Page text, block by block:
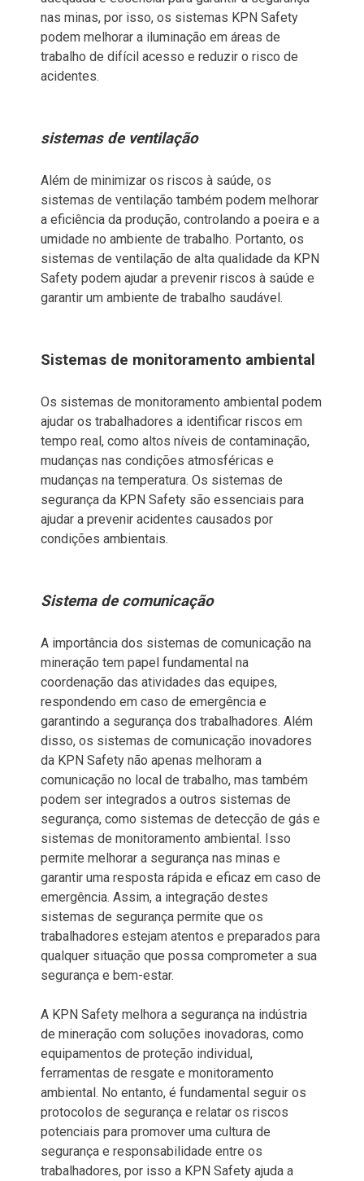
nas minas, por isso, os sistemas KPN Safety
podem melhorar a iluminação em áreas de
trabalho de difícil acesso e reduzir o risco de
acidentes.
sistemas de ventilação
Além de minimizar os riscos à saúde, os
sistemas de ventilação também podem melhorar
a eficiência da produção, controlando a poeira e a
umidade no ambiente de trabalho. Portanto, os
sistemas de ventilação de alta qualidade da KPN
Safety podem ajudar a prevenir riscos à saúde e
garantir um ambiente de trabalho saudável.
Sistemas de monitoramento ambiental
Os sistemas de monitoramento ambiental podem
ajudar os trabalhadores a identificar riscos em
tempo real, como altos níveis de contaminação,
mudanças nas condições atmosféricas e
mudanças na temperatura. Os sistemas de
segurança da KPN Safety são essenciais para
ajudar a prevenir acidentes causados ​​por
condições ambientais.
Sistema de comunicação
A importância dos sistemas de comunicação na
mineração tem papel fundamental na
coordenação das atividades das equipes,
respondendo em caso de emergência e
garantindo a segurança dos trabalhadores. Além
disso, os sistemas de comunicação inovadores
da KPN Safety não apenas melhoram a
comunicação no local de trabalho, mas também
podem ser integrados a outros sistemas de
segurança, como sistemas de detecção de gás e
sistemas de monitoramento ambiental. Isso
permite melhorar a segurança nas minas e
garantir uma resposta rápida e eficaz em caso de
emergência. Assim, a integração destes
sistemas de segurança permite que os
trabalhadores estejam atentos e preparados para
qualquer situação que possa comprometer a sua
segurança e bem-estar.
A KPN Safety melhora a segurança na indústria
de mineração com soluções inovadoras, como
equipamentos de proteção individual,
ferramentas de resgate e monitoramento
ambiental. No entanto, é fundamental seguir os
protocolos de segurança e relatar os riscos
potenciais para promover uma cultura de
segurança e responsabilidade entre os
trabalhadores, por isso a KPN Safety ajuda a